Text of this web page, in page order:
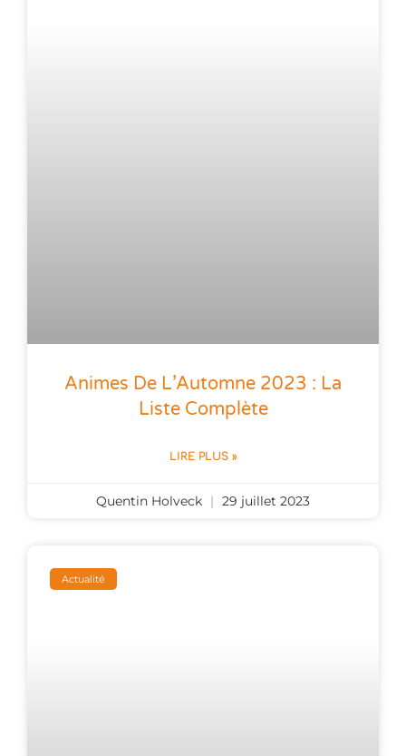
Animes De L’Automne 2023 : La
Liste Complète
LIRE PLUS »
Quentin Holveck 29 juillet 2023
Actualité